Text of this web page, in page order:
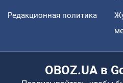
Редакционная политика
OBOZ.UA в